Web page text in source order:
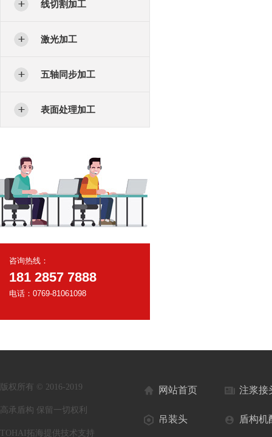
线切割加工
激光加工
五轴同步加工
表面处理加工
咨询热线：
181 2857 7888
电话：0769-81061098
版权所有 © 2016-2019
高承盾构 保留一切权利
TOHAI拓海提供技术支持
网站首页 注浆接
吊装头 盾构机